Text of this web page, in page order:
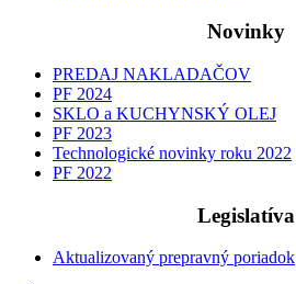
Novinky
PREDAJ NAKLADAČOV
PF 2024
SKLO a KUCHYNSKÝ OLEJ
PF 2023
Technologické novinky roku 2022
PF 2022
Legislatíva
Aktualizovaný prepravný poriadok